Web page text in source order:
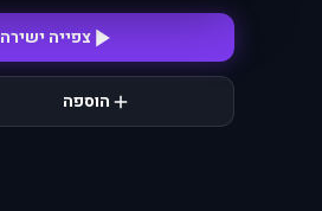
צפייה ישירה
הוספה